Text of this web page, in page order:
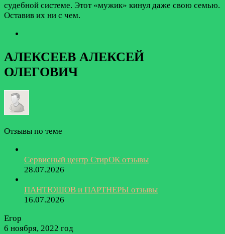
судебной системе. Этот «мужик» кинул даже свою семью.
Оставив их ни с чем.
АЛЕКСЕЕВ АЛЕКСЕЙ
ОЛЕГОВИЧ
Отзывы по теме
Сервисный центр СтирОК отзывы
28.07.2026
ПАНТЮШОВ и ПАРТНЕРЫ отзывы
16.07.2026
Егор
6 ноября, 2022 год